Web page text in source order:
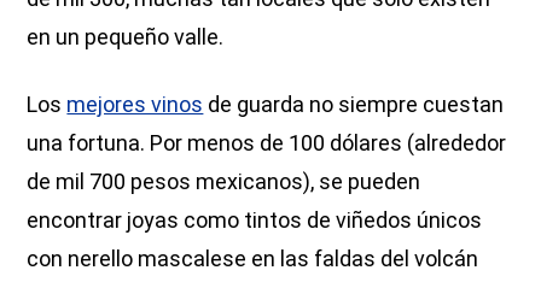
en un pequeño valle.
Los mejores vinos de guarda no siempre cuestan
una fortuna. Por menos de 100 dólares (alrededor
de mil 700 pesos mexicanos), se pueden
encontrar joyas como tintos de viñedos únicos
con nerello mascalese en las faldas del volcán